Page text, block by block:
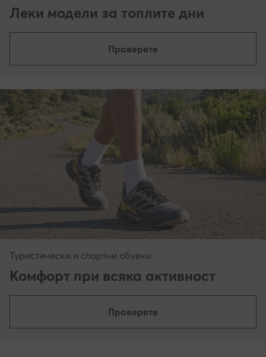
Леки модели за топлите дни
Проверете
Туристически и спортни обувки
Комфорт при всяка активност
Проверете